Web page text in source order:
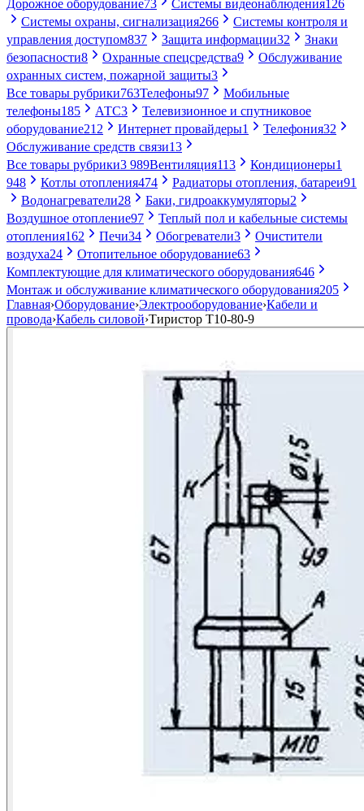
Дорожное оборудование73 Системы видеонаблюдения126
Системы охраны, сигнализация266
Системы контроля и
управления доступом837 Защита информации32
Знаки
безопасности8 Охранные спецсредства9
Обслуживание
охранных систем, пожарной защиты3
Все товары рубрики763Телефоны97
Мобильные
телефоны185 АТС3
Телевизионное и спутниковое
оборудование212 Интернет провайдеры1 Телефония32
Обслуживание средств связи13
Все товары рубрики3 989Вентиляция113 Кондиционеры1
948
Котлы отопления474 Радиаторы отопления, батареи91
Водонагреватели28 Баки, гидроаккумуляторы2
Воздушное отопление97
Теплый пол и кабельные системы
отопления162 Печи34 Обогреватели3
Очистители
воздуха24 Отопительное оборудование63
Комплектующие для климатического оборудования646
Монтаж и обслуживание климатического оборудования205
Главная›Оборудование›Электрооборудование›Кабели и
провода›Кабель силовой›Тиристор Т10-80-9